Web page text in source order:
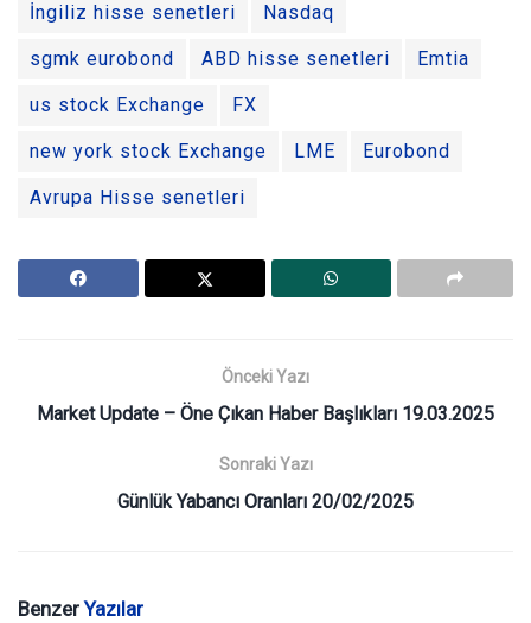
İngiliz hisse senetleri Nasdaq
sgmk eurobond ABD hisse senetleri Emtia
us stock Exchange FX
new york stock Exchange LME Eurobond
Avrupa Hisse senetleri
Önceki Yazı
Market Update – Öne Çıkan Haber Başlıkları 19.03.2025
Sonraki Yazı
Günlük Yabancı Oranları 20/02/2025
BenzerYazılar